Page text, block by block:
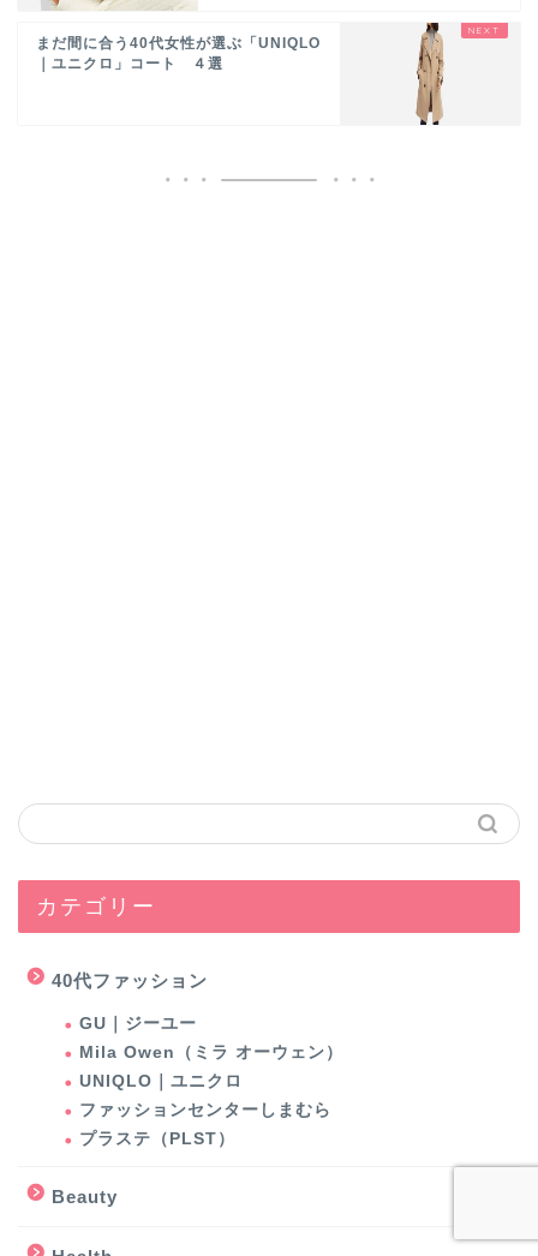
まだ間に合う40代女性が選ぶ「UNIQLO
｜ユニクロ」コート ４選
カテゴリー
40代ファッション
GU｜ジーユー
Mila Owen（ミラ オーウェン）
UNIQLO｜ユニクロ
ファッションセンターしまむら
プラステ（PLST）
Beauty